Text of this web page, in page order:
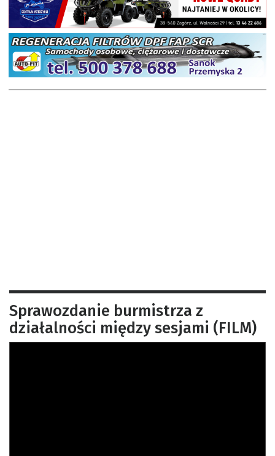
Sprawozdanie burmistrza z
działalności między sesjami (FILM)